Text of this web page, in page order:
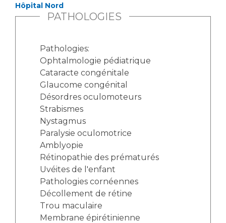
Hôpital Nord
PATHOLOGIES
Pathologies:
Ophtalmologie pédiatrique
Cataracte congénitale
Glaucome congénital
Désordres oculomoteurs
Strabismes
Nystagmus
Paralysie oculomotrice
Amblyopie
Rétinopathie des prématurés
Uvéites de l'enfant
Pathologies cornéennes
Décollement de rétine
Trou maculaire
Membrane épirétinienne